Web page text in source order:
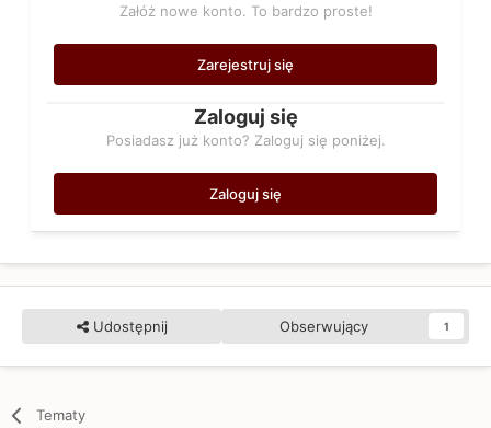
Załóż nowe konto. To bardzo proste!
Zarejestruj się
Zaloguj się
Posiadasz już konto? Zaloguj się poniżej.
Zaloguj się
Udostępnij Obserwujący 1
Tematy